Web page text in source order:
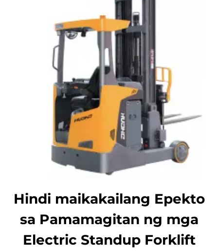
Hindi maikakailang Epekto
sa Pamamagitan ng mga
Electric Standup Forklift